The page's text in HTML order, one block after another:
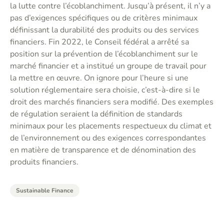
la lutte contre l’écoblanchiment. Jusqu’à présent, il n’y a
pas d’exigences spécifiques ou de critères minimaux
définissant la durabilité des produits ou des services
financiers. Fin 2022, le Conseil fédéral a arrêté sa
position sur la prévention de l’écoblanchiment sur le
marché financier et a institué un groupe de travail pour
la mettre en œuvre. On ignore pour l’heure si une
solution réglementaire sera choisie, c’est-à-dire si le
droit des marchés financiers sera modifié. Des exemples
de régulation seraient la définition de standards
minimaux pour les placements respectueux du climat et
de l’environnement ou des exigences correspondantes
en matière de transparence et de dénomination des
produits financiers.
Sustainable Finance